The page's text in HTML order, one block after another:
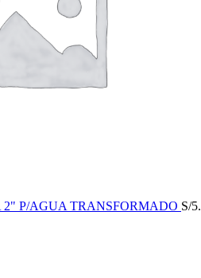
P/AGUA TRANSFORMADO S/